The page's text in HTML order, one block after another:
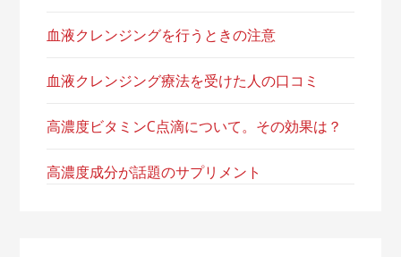
血液クレンジングを行うときの注意
血液クレンジング療法を受けた人の口コミ
高濃度ビタミンC点滴について。その効果は？
高濃度成分が話題のサプリメント